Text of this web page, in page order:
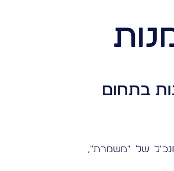
בתחום
של "משמרת",